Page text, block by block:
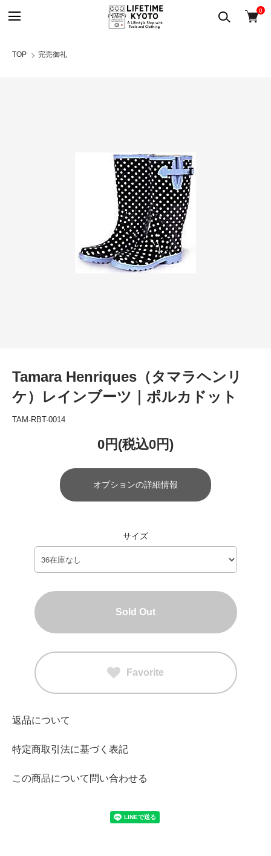
0
TOP 完売御礼
Tamara Henriques（タマラヘンリ
ケ）レインブーツ｜ポルカドット
TAM-RBT-0014
0円(税込0円)
オプションの詳細情報
サイズ
Sold Out
Favorite
返品について
特定商取引法に基づく表記
この商品について問い合わせる